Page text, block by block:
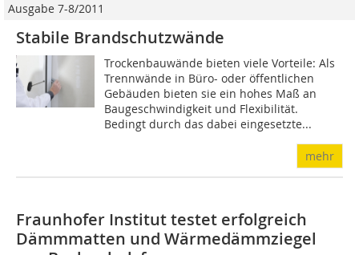
Ausgabe 7-8/2011
Stabile Brandschutzwände
Trockenbauwände bieten viele Vorteile: Als
Trennwände in Büro- oder öffentlichen
Gebäuden bieten sie ein hohes Maß an
Baugeschwindigkeit und Flexibilität.
Bedingt durch das dabei eingesetzte...
mehr
Fraunhofer Institut testet erfolgreich
Dämmmatten und Wärmedämmziegel